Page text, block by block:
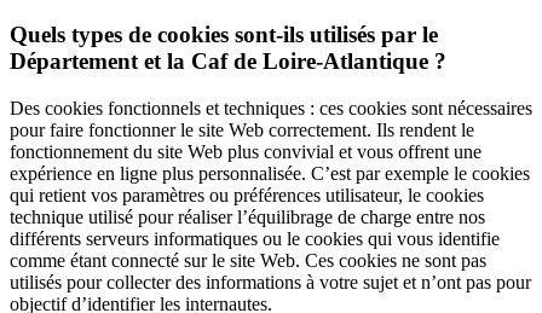
Quels types de cookies sont-ils utilisés par le
Département et la Caf de Loire-Atlantique ?
Des cookies fonctionnels et techniques : ces cookies sont nécessaires
pour faire fonctionner le site Web correctement. Ils rendent le
fonctionnement du site Web plus convivial et vous offrent une
expérience en ligne plus personnalisée. C’est par exemple le cookies
qui retient vos paramètres ou préférences utilisateur, le cookies
technique utilisé pour réaliser l’équilibrage de charge entre nos
différents serveurs informatiques ou le cookies qui vous identifie
comme étant connecté sur le site Web. Ces cookies ne sont pas
utilisés pour collecter des informations à votre sujet et n’ont pas pour
objectif d’identifier les internautes.